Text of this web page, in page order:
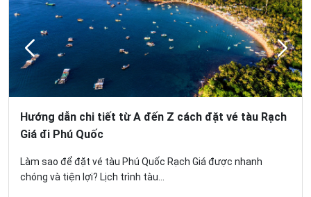
Hướng dẫn chi tiết từ A đến Z cách đặt vé tàu Rạch
Giá đi Phú Quốc
Làm sao để đặt vé tàu Phú Quốc Rạch Giá được nhanh
chóng và tiện lợi? Lịch trình tàu...